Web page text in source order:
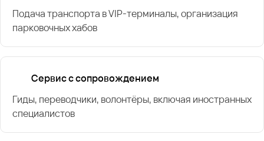
Подача транспорта в VIP-терминалы, организация
парковочных хабов
Сервис с сопровождением
Гиды, переводчики, волонтёры, включая иностранных
специалистов